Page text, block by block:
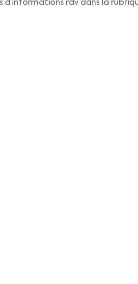
rdv dans la